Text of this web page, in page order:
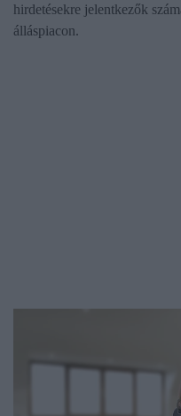
hirdetésekre jelentkezők
álláspiacon.